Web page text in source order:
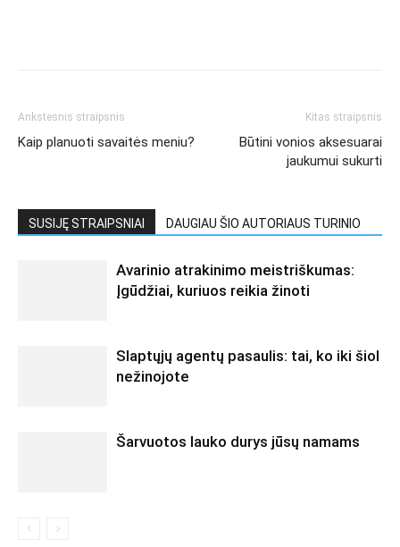
Ankstesnis straipsnis
Kaip planuoti savaitės meniu?
Kitas straipsnis
Būtini vonios aksesuarai
jaukumui sukurti
SUSIJĘ STRAIPSNIAI DAUGIAU ŠIO AUTORIAUS TURINIO
Avarinio atrakinimo meistriškumas:
Įgūdžiai, kuriuos reikia žinoti
Slaptųjų agentų pasaulis: tai, ko iki šiol
nežinojote
Šarvuotos lauko durys jūsų namams